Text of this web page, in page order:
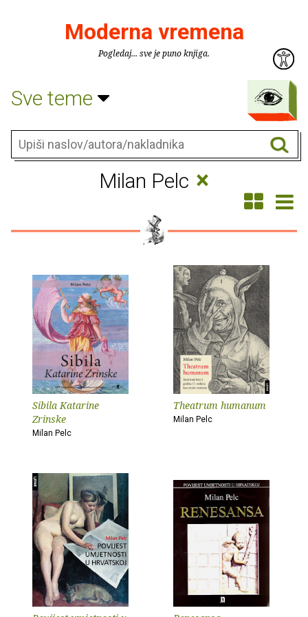
Moderna vremena
Pogledaj... sve je puno knjiga.
Sve teme
Milan Pelc ×
Sibila Katarine
Zrinske
Milan Pelc
Theatrum humanum
Milan Pelc